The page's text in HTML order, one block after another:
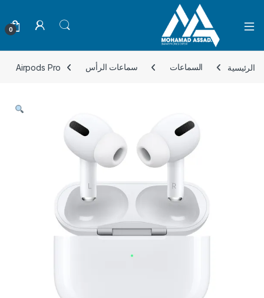
Open
0
الرئيسية السماعات سماعات الرأس Airpods Pro